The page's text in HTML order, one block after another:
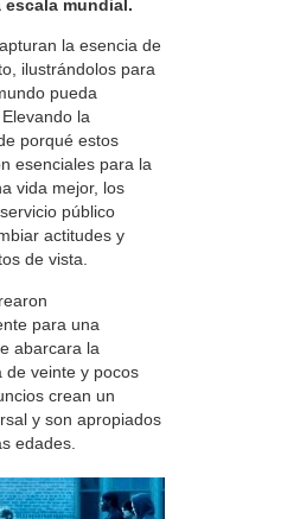
escala mundial.
la esencia de
ilustrándolos para
pueda
la
porqué estos
esenciales para la
vida mejor, los
público
actitudes y
de vista.
para una
abarcara la
de veinte y pocos
crean un
y son apropiados
edades.